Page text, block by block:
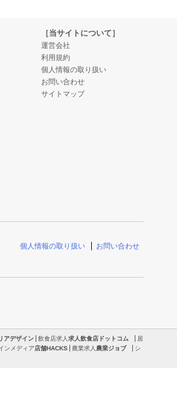
［当サイトについて］
運営会社
利用規約
個人情報の取り扱い
お問い合わせ
サイトマップ
個人情報の取り扱い
お問い合わせ
アデザイン 飲食店求人求人飲食店ドットコム
居
ンメディア店舗HACKS 農業求人農業ジョブ
シ